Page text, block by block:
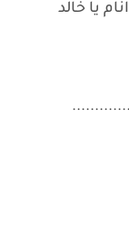
يا خالد